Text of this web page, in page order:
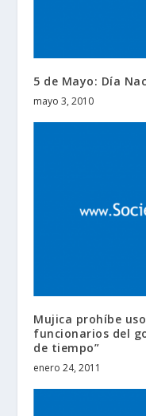
5 de Mayo: Día
mayo 3, 2010
Mujica prohíbe
funcionarios del
de tiempo”
enero 24, 2011